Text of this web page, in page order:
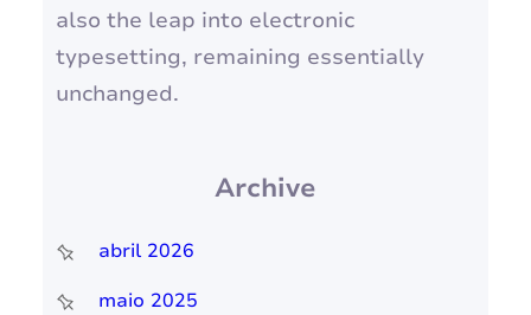
also the leap into electronic
typesetting, remaining essentially
unchanged.
Archive
abril 2026
maio 2025